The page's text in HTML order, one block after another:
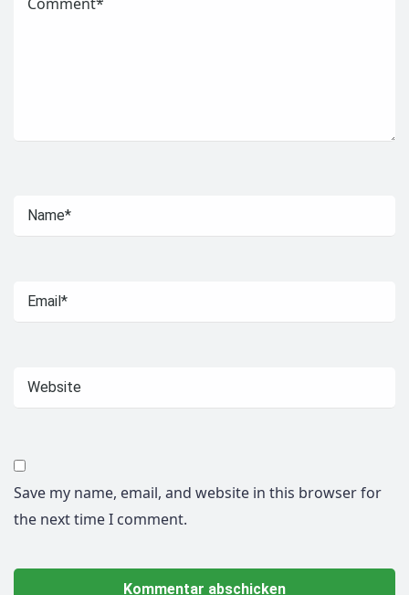
Save my name, email, and website in this browser for
the next time I comment.